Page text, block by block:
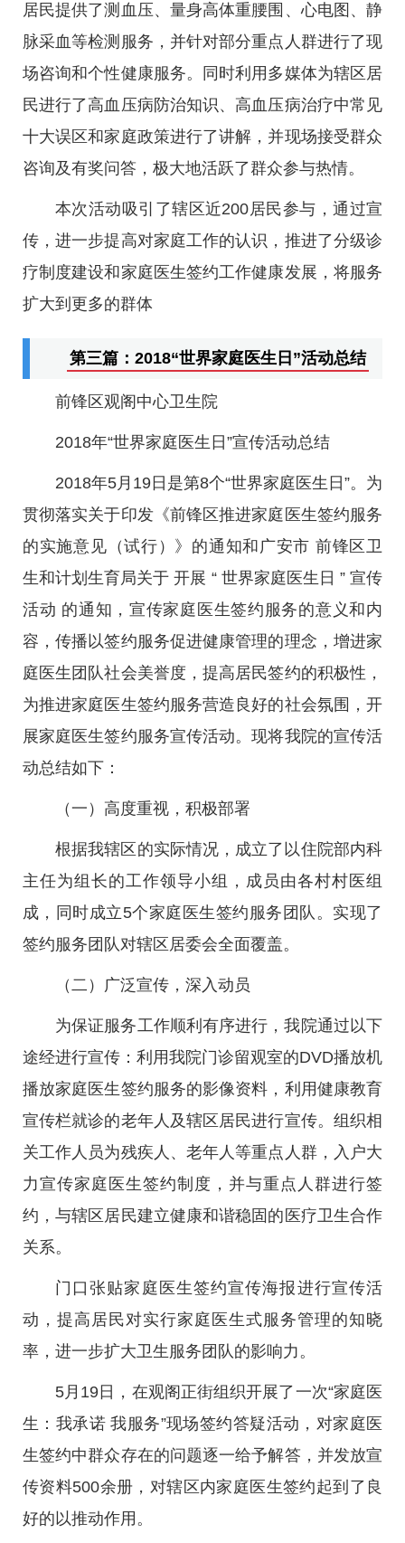
居民提供了测血压、量身高体重腰围、心电图、静
脉采血等检测服务，并针对部分重点人群进行了现
场咨询和个性健康服务。同时利用多媒体为辖区居
民进行了高血压病防治知识、高血压病治疗中常见
十大误区和家庭政策进行了讲解，并现场接受群众
咨询及有奖问答，极大地活跃了群众参与热情。
本次活动吸引了辖区近200居民参与，通过宣
传，进一步提高对家庭工作的认识，推进了分级诊
疗制度建设和家庭医生签约工作健康发展，将服务
扩大到更多的群体
第三篇：2018“世界家庭医生日”活动总结
前锋区观阁中心卫生院
2018年“世界家庭医生日”宣传活动总结
2018年5月19日是第8个“世界家庭医生日”。为
贯彻落实关于印发《前锋区推进家庭医生签约服务
的实施意见（试行）》的通知和广安市 前锋区卫
生和计划生育局关于 开展 “ 世界家庭医生日 ” 宣传
活动 的通知，宣传家庭医生签约服务的意义和内
容，传播以签约服务促进健康管理的理念，增进家
庭医生团队社会美誉度，提高居民签约的积极性，
为推进家庭医生签约服务营造良好的社会氛围，开
展家庭医生签约服务宣传活动。现将我院的宣传活
动总结如下：
（一）高度重视，积极部署
根据我辖区的实际情况，成立了以住院部内科
主任为组长的工作领导小组，成员由各村村医组
成，同时成立5个家庭医生签约服务团队。实现了
签约服务团队对辖区居委会全面覆盖。
（二）广泛宣传，深入动员
为保证服务工作顺利有序进行，我院通过以下
途经进行宣传：利用我院门诊留观室的DVD播放机
播放家庭医生签约服务的影像资料，利用健康教育
宣传栏就诊的老年人及辖区居民进行宣传。组织相
关工作人员为残疾人、老年人等重点人群，入户大
力宣传家庭医生签约制度，并与重点人群进行签
约，与辖区居民建立健康和谐稳固的医疗卫生合作
关系。
门口张贴家庭医生签约宣传海报进行宣传活
动，提高居民对实行家庭医生式服务管理的知晓
率，进一步扩大卫生服务团队的影响力。
5月19日，在观阁正街组织开展了一次“家庭医
生：我承诺 我服务”现场签约答疑活动，对家庭医
生签约中群众存在的问题逐一给予解答，并发放宣
传资料500余册，对辖区内家庭医生签约起到了良
好的以推动作用。